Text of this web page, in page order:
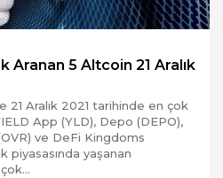
Aranan 5 Altcoin 21 Aralık
21 Aralık 2021 tarihinde en çok
App (YLD), Depo (DEPO),
ve DeFi Kingdoms
piyasasında yaşanan